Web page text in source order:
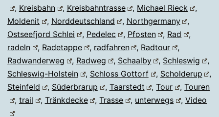
, Kreisbahn , Kreisbahntrasse , Michael Rieck
,
Moldenit
, Norddeutschland , Northgermany
,
Ostseefjord Schlei
, Pedelec , Pfosten , Rad
,
radeln
, Radetappe , radfahren , Radtour
,
Radwanderweg
, Radweg , Schaalby , Schleswig
,
Schleswig-Holstein
, Schloss Gottorf , Scholderup
,
Steinfeld
, Süderbrarup , Taarstedt ,Tour ,Touren
, trail , Tränkdecke ,Trasse , unterwegs , Video